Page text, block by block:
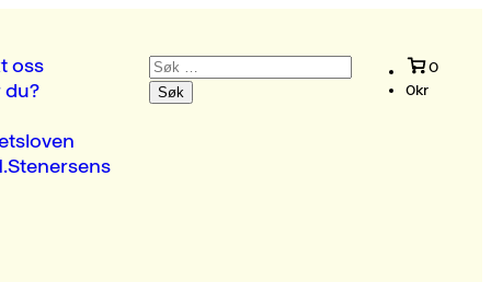
oss
du?
Søk
etter:
0
0kr